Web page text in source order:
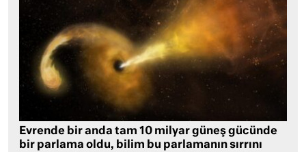
Evrende bir anda tam 10 milyar güneş gücünde
bir parlama oldu, bilim bu parlamanın sırrını